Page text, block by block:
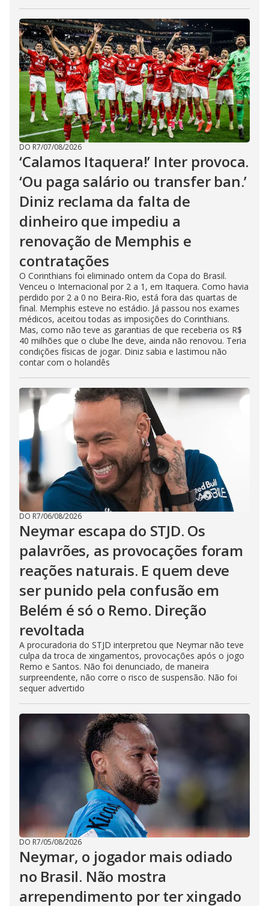
DO R7/07/08/2026
‘Calamos Itaquera!’ Inter provoca.
‘Ou paga salário ou transfer ban.’
Diniz reclama da falta de
dinheiro que impediu a
renovação de Memphis e
contratações
O Corinthians foi eliminado ontem da Copa do Brasil.
Venceu o Internacional por 2 a 1, em Itaquera. Como havia
perdido por 2 a 0 no Beira-Rio, está fora das quartas de
final. Memphis esteve no estádio. Já passou nos exames
médicos, aceitou todas as imposições do Corinthians.
Mas, como não teve as garantias de que receberia os R$
40 milhões que o clube lhe deve, ainda não renovou. Teria
condições físicas de jogar. Diniz sabia e lastimou não
contar com o holandês
DO R7/06/08/2026
Neymar escapa do STJD. Os
palavrões, as provocações foram
reações naturais. E quem deve
ser punido pela confusão em
Belém é só o Remo. Direção
revoltada
A procuradoria do STJD interpretou que Neymar não teve
culpa da troca de xingamentos, provocações após o jogo
Remo e Santos. Não foi denunciado, de maneira
surpreendente, não corre o risco de suspensão. Não foi
sequer advertido
DO R7/05/08/2026
Neymar, o jogador mais odiado
no Brasil. Não mostra
arrependimento por ter xingado